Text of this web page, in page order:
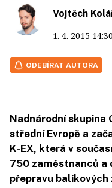
Vojtěch
1. 4. 2015 14:30
ODEBÍRAT AUTORA
Nadnárodní skupina
střední Evropě a
K-EX, která v
750 zaměstnanců a
přepravu balíkových